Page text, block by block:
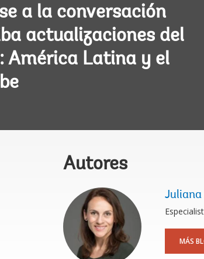
a la conversación
actualizaciones del
América Latina y el
Autores
Juliana
MÁS